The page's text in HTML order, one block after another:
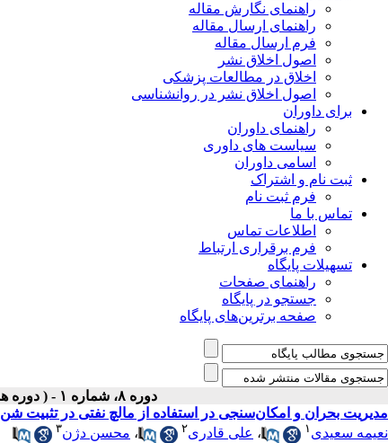
راهنمای نگارش مقاله
راهنمای ارسال مقاله
فرم ارسال مقاله
اصول اخلاق نشر
اخلاق در مطالعات پزشکی
اصول اخلاق نشر در روانشناسی
برای داوران
راهنمای داوران
سیاست های داوری
اسامی داوران
ثبت نام و اشتراک
فرم ثبت نام
تماس با ما
اطلاعات تماس
فرم برقراری ارتباط
تسهیلات پایگاه
راهنمای صفحات
جستجو در پایگاه
صفحه برترین‌های پایگاه
دوره ۸، شماره ۱ - ( دوره هشتم،شماره اول ،بهار ۱۳۹۷ )
مدیریت بحران و امکان‌سنجی در استفاده از مالچ نفتی در تثبیت
نعیمه سعیدی ۱ ، علی قادری۲ ، محسن دژن۳